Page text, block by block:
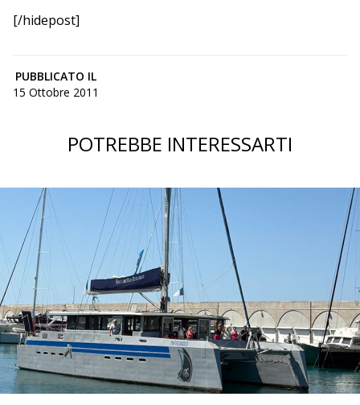
[/hidepost]
PUBBLICATO IL
15 Ottobre 2011
POTREBBE INTERESSARTI